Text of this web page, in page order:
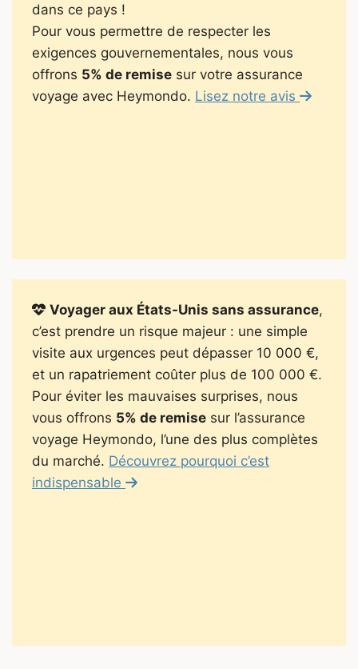
dans ce pays !
Pour vous permettre de respecter les
exigences gouvernementales, nous vous
offrons 5% de remise sur votre assurance
voyage avec Heymondo. Lisez notre avis
Voyager aux États-Unis sans assurance,
c’est prendre un risque majeur : une simple
visite aux urgences peut dépasser 10 000 €,
et un rapatriement coûter plus de 100 000 €.
Pour éviter les mauvaises surprises, nous
vous offrons 5% de remise sur l’assurance
voyage Heymondo, l’une des plus complètes
du marché. Découvrez pourquoi c’est
indispensable